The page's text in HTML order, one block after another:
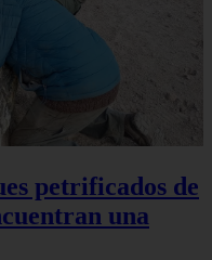
petrificados de
una